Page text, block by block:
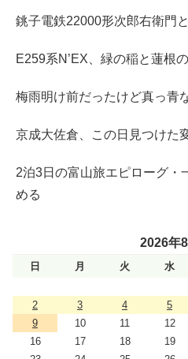
銚子電鉄22000形次郎右衛門
E259系N’EX、緑の稲と蓮根
梅雨明け前だったけど真っ青
京成大佐倉、この日見つけた
2泊3日の富山旅エピローグ・
める
2026年8
日 月 火 水
2
3 4 5
9
10 11 12
16
17 18 19